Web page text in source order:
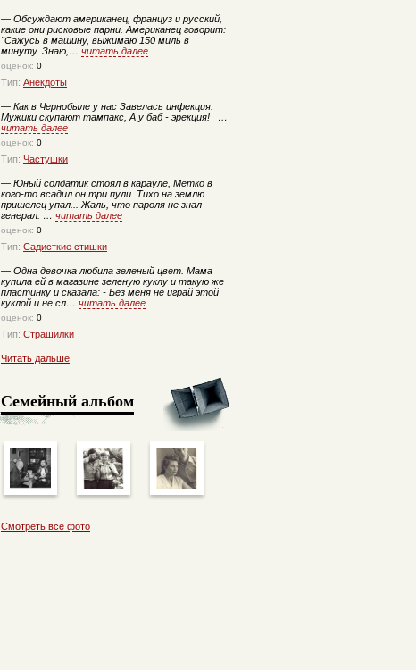
— Обсуждают американец, француз и русский,
какие они рисковые парни. Американец говорит:
"Сажусь в машину, выжимаю 150 миль в
минуту. Знаю,… читать далее
оценок: 0
Тип: Анекдоты
— Как в Чернобыле у нас Завелась инфекция:
Мужики скупают тампакс, А у баб - эрекция! …
читать далее
оценок: 0
Тип: Частушки
— Юный солдатик стоял в карауле, Метко в
кого-то всадил он три пули. Тихо на землю
пришелец упал... Жаль, что пароля не знал
генерал. … читать далее
оценок: 0
Тип: Садисткие стишки
— Одна девочка любила зеленый цвет. Мама
купила ей в магазине зеленую куклу и такую же
пластинку и сказала: - Без меня не играй этой
куклой и не сл… читать далее
оценок: 0
Тип: Страшилки
Читать дальше
Семейный альбом
Смотреть все фото